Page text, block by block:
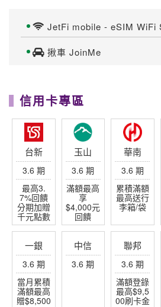
JetFi mobile - eSIM WiFi
揪車 JoinMe
信用卡專區
台新
3.6 期
最高3.
7%回饋
分期加贈
千元點數
玉山
3.6 期
滿額最高
享
$4,000元
回饋
華南
3.6 期
累積滿額
最高送行
李箱/袋
一銀
3.6 期
當月累積
滿額最高
贈$8,500
中信
3.6 期
聯邦
3.6 期
滿額登錄
最高$9,5
00刷卡金